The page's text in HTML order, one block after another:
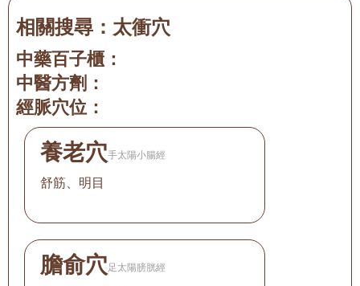
相關搜尋： 太衝穴
中藥百子櫃：
中醫方劑：
經脈穴位：
養老穴手太陽小腸經
舒筋、明目
膽俞穴 足太陽膀胱經